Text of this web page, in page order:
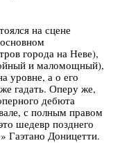
на сцене
города на Неве),
и маломощный),
уровне, а о его
гадать. Оперу же,
дебюта
с полным правом
шедевр позднего
Гаэтано Доницетти.